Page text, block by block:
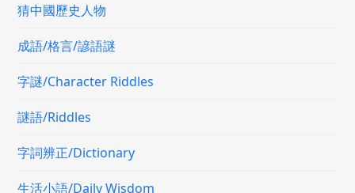
猜中國歷史人物
成語/格言/諺語謎
字謎/Character Riddles
謎語/Riddles
字詞辨正/Dictionary
生活小語/Daily Wisdom